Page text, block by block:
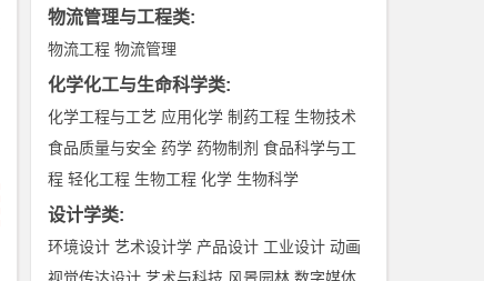
物流管理与工程类:
物流工程 物流管理
化学化工与生命科学类:
化学工程与工艺 应用化学 制药工程 生物技术
食品质量与安全 药学 药物制剂 食品科学与工
程 轻化工程 生物工程 化学 生物科学
设计学类:
环境设计 艺术设计学 产品设计 工业设计 动画